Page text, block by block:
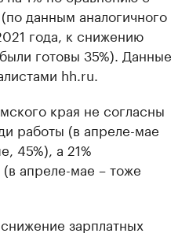
данным аналогичного
года, к снижению
готовы 35%). Данные
hh.ru.
края не согласны
работы (в апреле-мае
45%), а 21%
(в апреле-мае – тоже
зарплатных